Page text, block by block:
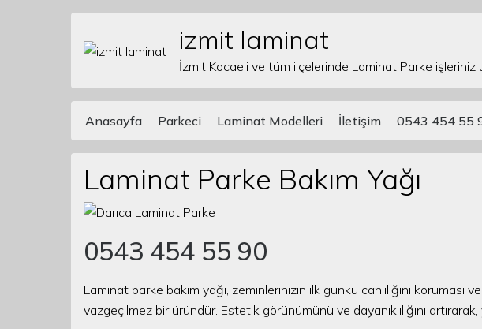
Skip to content izmit laminat
İzmit Kocaeli ve tüm ilçelerinde Laminat Parke işleriniz
Main Navigation
Anasayfa Parkeci Laminat Modelleri İletişim 0543 454 55
Laminat Parke Bakım Yağı
0543 454 55 90
Laminat parke bakım yağı, zeminlerinizin ilk günkü canlılığını koruması
vazgeçilmez bir üründür. Estetik görünümünü ve dayanıklılığını